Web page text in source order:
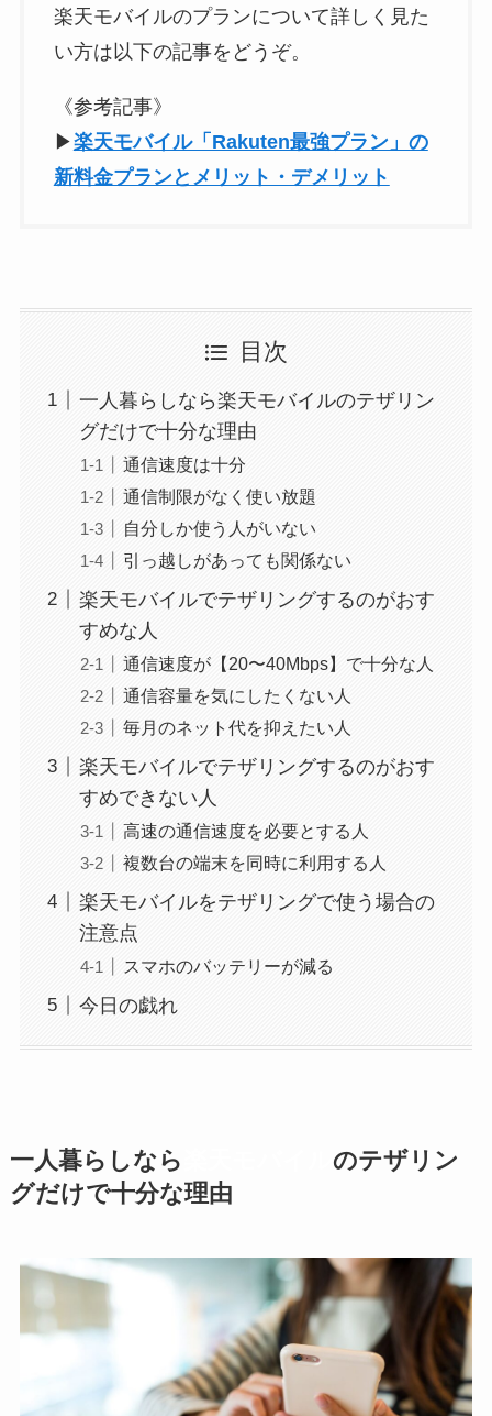
楽天モバイルのプランについて詳しく見た
い方は以下の記事をどうぞ。
《参考記事》
▶楽天モバイル「Rakuten最強プラン」の
新料金プランとメリット・デメリット
目次
一人暮らしなら楽天モバイルのテザリン
グだけで十分な理由
通信速度は十分
通信制限がなく使い放題
自分しか使う人がいない
引っ越しがあっても関係ない
楽天モバイルでテザリングするのがおす
すめな人
通信速度が【20〜40Mbps】で十分な人
通信容量を気にしたくない人
毎月のネット代を抑えたい人
楽天モバイルでテザリングするのがおす
すめできない人
高速の通信速度を必要とする人
複数台の端末を同時に利用する人
楽天モバイルをテザリングで使う場合の
注意点
スマホのバッテリーが減る
今日の戯れ
一人暮らしなら
のテザリン
グだけで十分な理由